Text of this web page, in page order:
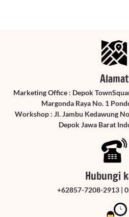
Alamat
Marketing Office : Depok
Margonda Raya No. 1
Workshop : Jl. Jambu Kedawung
Depok Jawa Barat
Hubungi
+62857-7208-2913 |